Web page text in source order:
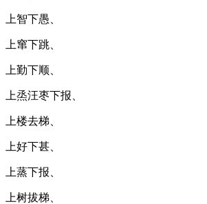
上智下愚、
上窜下跳、
上勤下顺、
上烝汪枣下报、
上楼去梯、
上好下甚、
上蒸下报、
上树拔梯、